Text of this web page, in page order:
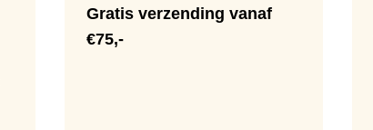
Gratis verzending vanaf
€75,-